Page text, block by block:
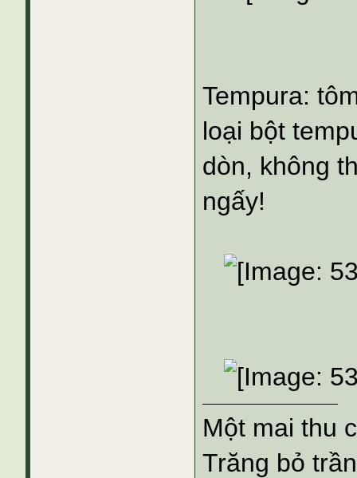
Tempura:
loại bột
dòn, không
ngấy!
Một mai thu
Trăng bỏ